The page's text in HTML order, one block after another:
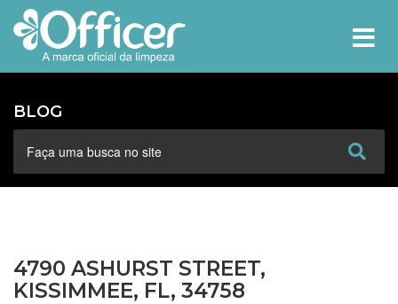
BLOG
4790 ASHURST STREET,
KISSIMMEE, FL, 34758